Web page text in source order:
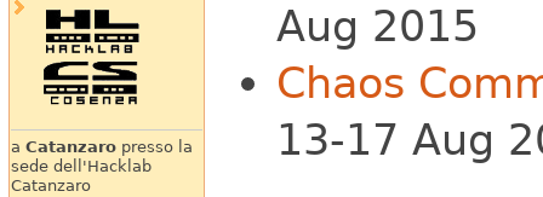
a Catanzaropresso la
sede dell'Hacklab
Catanzaro
Aug 2015
Chaos
13-17 Aug